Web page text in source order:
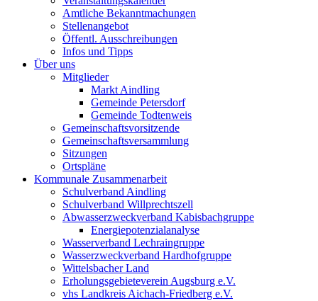
Amtliche Bekanntmachungen
Stellenangebot
Öffentl. Ausschreibungen
Infos und Tipps
Über uns
Mitglieder
Markt Aindling
Gemeinde Petersdorf
Gemeinde Todtenweis
Gemeinschaftsvorsitzende
Gemeinschaftsversammlung
Sitzungen
Ortspläne
Kommunale Zusammenarbeit
Schulverband Aindling
Schulverband Willprechtszell
Abwasserzweckverband Kabisbachgruppe
Energiepotenzialanalyse
Wasserverband Lechraingruppe
Wasserzweckverband Hardhofgruppe
Wittelsbacher Land
Erholungsgebieteverein Augsburg e.V.
vhs Landkreis Aichach-Friedberg e.V.